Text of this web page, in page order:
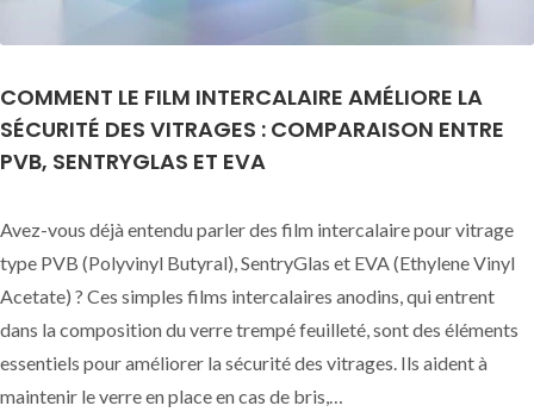
COMMENT LE FILM INTERCALAIRE AMÉLIORE LA
SÉCURITÉ DES VITRAGES : COMPARAISON ENTRE
PVB, SENTRYGLAS ET EVA
Avez-vous déjà entendu parler des film intercalaire pour vitrage
type PVB (Polyvinyl Butyral), SentryGlas et EVA (Ethylene Vinyl
Acetate) ? Ces simples films intercalaires anodins, qui entrent
dans la composition du verre trempé feuilleté, sont des éléments
essentiels pour améliorer la sécurité des vitrages. Ils aident à
maintenir le verre en place en cas de bris,…